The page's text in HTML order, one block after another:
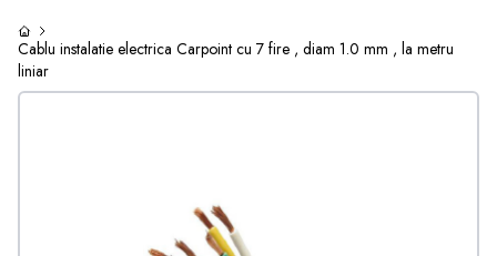
Cablu instalatie electrica Carpoint cu 7 fire , diam 1.0 mm , la metru
liniar